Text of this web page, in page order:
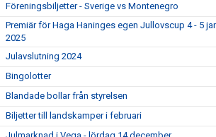
Föreningsbiljetter - Sverige vs Montenegro
Premiär för Haga Haninges egen Jullovscup 4 - 5
2025
Julavslutning 2024
Bingolotter
Blandade bollar från styrelsen
Biljetter till landskamper i februari